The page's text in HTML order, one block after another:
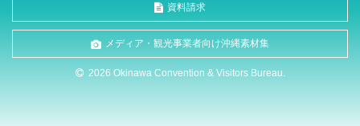
資料請求
メディア・観光事業者向け沖縄素材集
2026 Okinawa Convention & Visitors Bureau.